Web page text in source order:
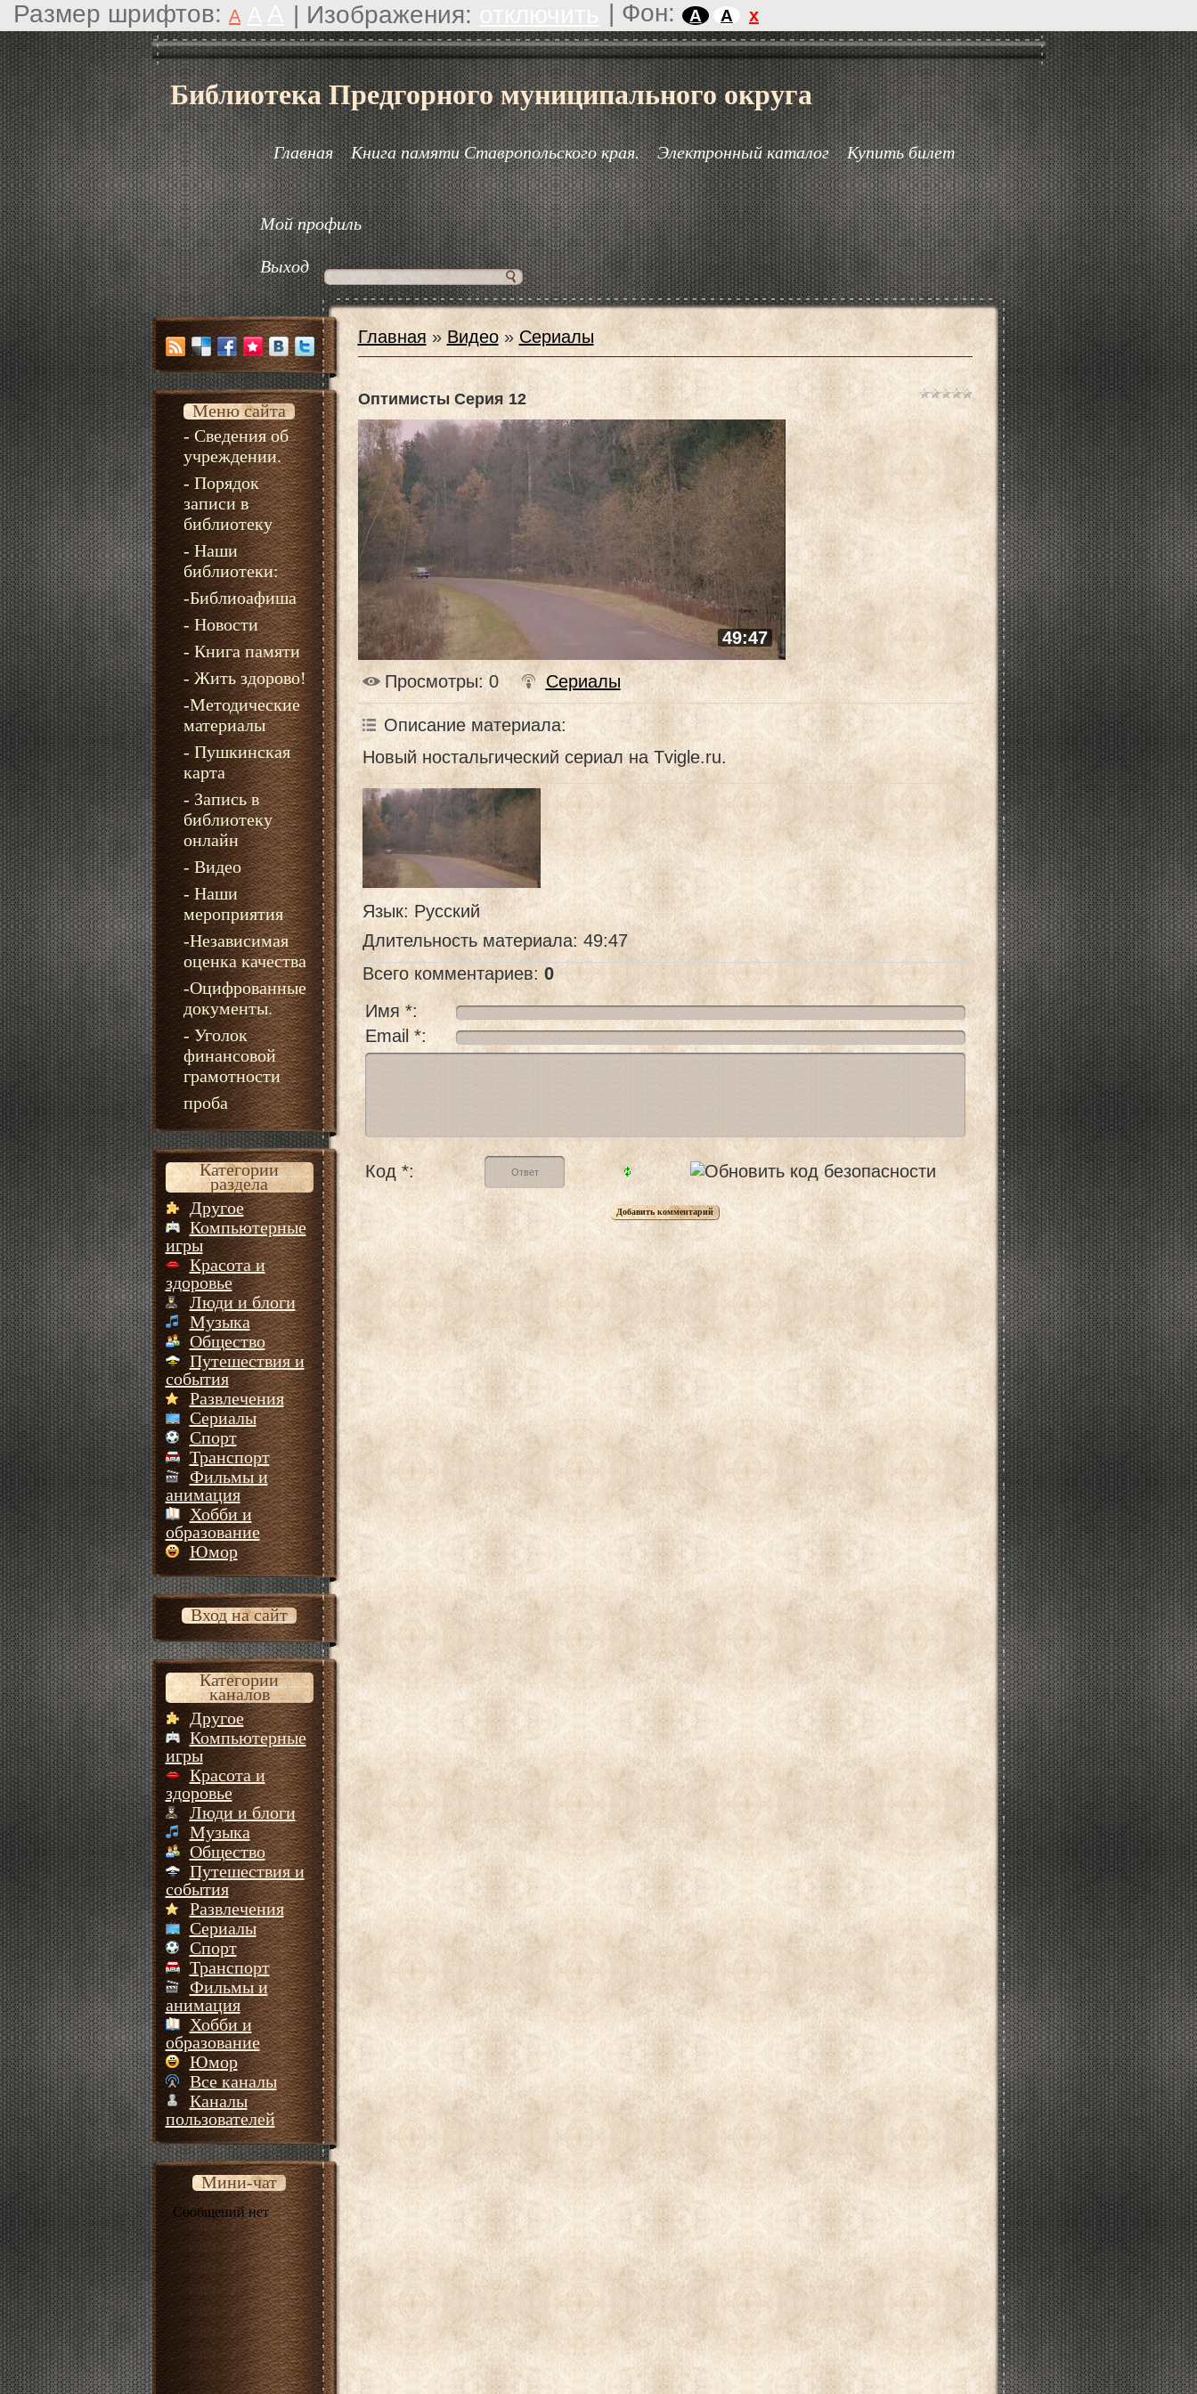
Размер шрифтов: A | Изображения: | Фон: A A x
Библиотека Предгорного муниципального округа
Главная Книга памяти Ставропольского края. Электронный каталог Купить билет
Мой профиль
Выход
Меню сайта
- Сведения об
учреждении.
- Порядок
записи в
библиотеку
- Наши
библиотеки:
-Библиоафиша
- Новости
- Книга памяти
- Жить здорово!
-Методические
материалы
- Пушкинская
карта
- Запись в
библиотеку
онлайн
- Видео
- Наши
мероприятия
-Независимая
оценка качества
-Оцифрованные
документы.
- Уголок
финансовой
грамотности
проба
Категории
раздела
Другое
Компьютерные
игры
Красота и
здоровье
Люди и блоги
Музыка
Общество
Путешествия и
события
Развлечения
Сериалы
Спорт
Транспорт
Фильмы и
анимация
Хобби и
образование
Юмор
Вход на сайт
Категории
каналов
Другое
Компьютерные
игры
Красота и
здоровье
Люди и блоги
Музыка
Общество
Путешествия и
события
Развлечения
Сериалы
Спорт
Транспорт
Фильмы и
анимация
Хобби и
образование
Юмор
Все каналы
Каналы
пользователей
Мини-чат
Главная »Видео» Сериалы
Оптимисты Серия 12
49:47
Просмотры: 0 Сериалы
Описание материала:
Новый ностальгический сериал на Tvigle.ru.
Язык: Русский
Длительность материала: 49:47
Всего комментариев: 0
Имя *:
Email *:
Код *: